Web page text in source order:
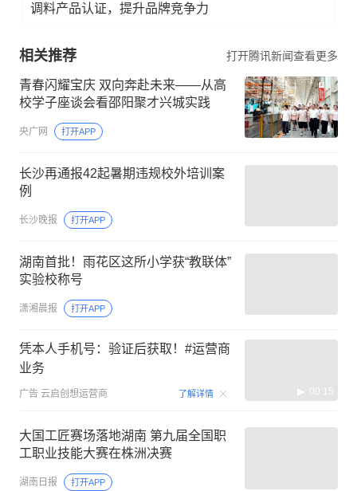
调料产品认证，提升品牌竞争力
相关推荐 打开腾讯新闻查看更多
青春闪耀宝庆 双向奔赴未来——从高
校学子座谈会看邵阳聚才兴城实践
央广网 打开APP
长沙再通报42起暑期违规校外培训案
例
长沙晚报 打开APP
湖南首批！雨花区这所小学获“教联体”
实验校称号
潇湘晨报 打开APP
凭本人手机号：验证后获取！#运营商
业务
广告 云启创想运营商 了解详情 00:15
大国工匠赛场落地湖南 第九届全国职
工职业技能大赛在株洲决赛
湖南日报 打开APP